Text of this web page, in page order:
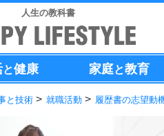
人生の教科書
と健康 家庭と教育
と技術 就職活動 履歴書の志望動